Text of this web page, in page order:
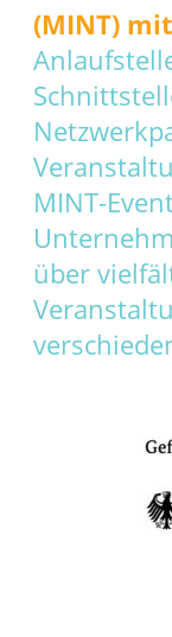
(MINT)
MINT-
über